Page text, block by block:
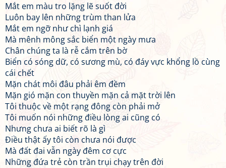
Mắt em màu tro lặng lẽ suốt đời
Luôn bay lên những trùm than lửa
Mắt em ngỡ như chì lạnh giá
Mà mênh mông sắc biển một ngày mưa
Chân chúng ta là rễ cắm trên bờ
Biển có sóng dữ, có sương mù, có đáy vực khổng lồ cùng
cái chết
Mặn chát môi đâu phải êm đềm
Mặn gió mặn con thuyền mặn cả mặt trời lên
Tôi thuộc về một rạng đông còn phải mở
Tôi muốn nói những điều lòng ai cũng có
Nhưng chưa ai biết rõ là gì
Điều thật ấy tôi còn chưa nói được
Mà đất đai vẫn ngày đêm cơ cực
Những đứa trẻ còn trần trụi chạy trên đời